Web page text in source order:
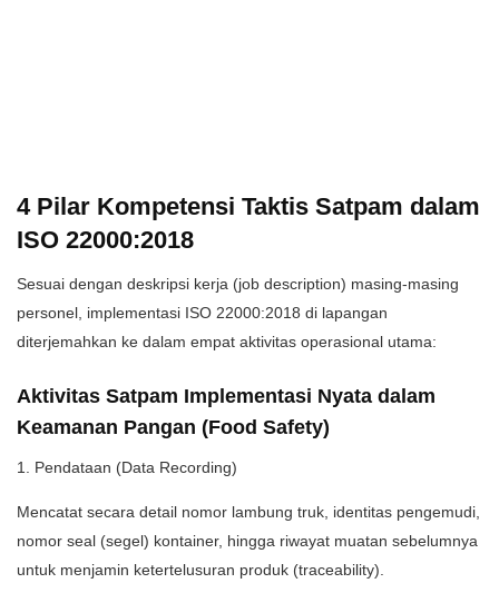
​4 Pilar Kompetensi Taktis Satpam dalam
ISO 22000:2018
​Sesuai dengan deskripsi kerja (job description) masing-masing
personel, implementasi ISO 22000:2018 di lapangan
diterjemahkan ke dalam empat aktivitas operasional utama:
Aktivitas Satpam Implementasi Nyata dalam
Keamanan Pangan (Food Safety)
1.⁠ ⁠Pendataan (Data Recording)
Mencatat secara detail nomor lambung truk, identitas pengemudi,
nomor seal (segel) kontainer, hingga riwayat muatan sebelumnya
untuk menjamin ketertelusuran produk (traceability).